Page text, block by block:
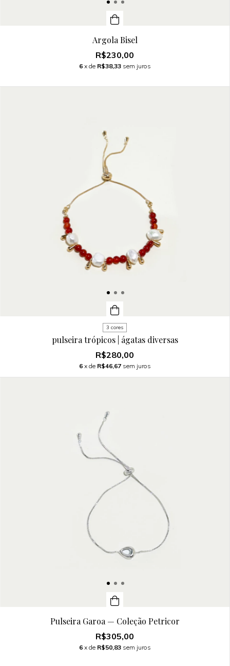
Argola Bisel
R$230,00
6 x de R$38,33 sem juros
3 cores
pulseira trópicos | ágatas diversas
R$280,00
6 x de R$46,67 sem juros
Pulseira Garoa — Coleção Petricor
R$305,00
6 x de R$50,83 sem juros